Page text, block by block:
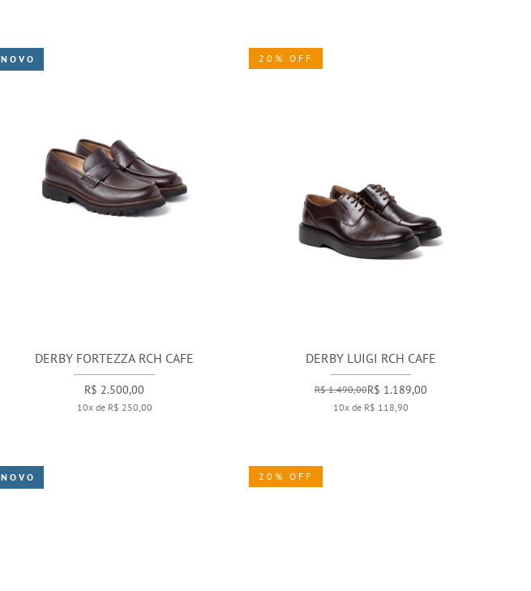
DERBY FORTEZZA RCH CAFE
R$ 2.500,00
10x de R$ 250,00
NOVO
DERBY LUIGI RCH CAFE
R$ 1.490,00R$ 1.189,00
10x de R$ 118,90
20% OFF
NOVO 20% OFF